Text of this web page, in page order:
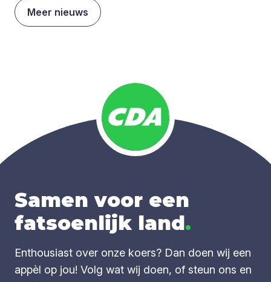
Meer nieuws
Samen voor een
fatsoenlijk land.
Enthousiast over onze koers? Dan doen wij een
appèl op jou! Volg wat wij doen, of steun ons en